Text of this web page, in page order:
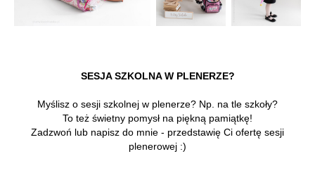
SESJA SZKOLNA W PLENERZE?
Myślisz o sesji szkolnej w plenerze? Np. na tle szkoły?
To też świetny pomysł na piękną pamiątkę!
Zadzwoń lub napisz do mnie - przedstawię Ci ofertę sesji
plenerowej :)